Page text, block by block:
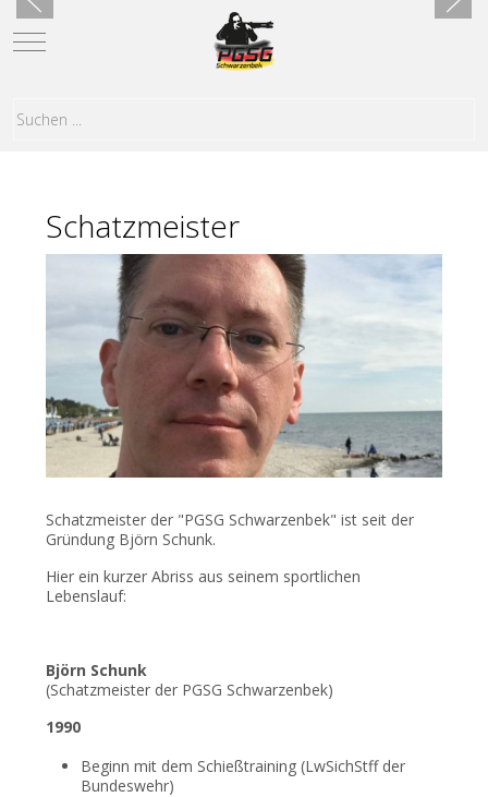
Mobile Menu Toggle
Schatzmeister
Schatzmeister der "PGSG Schwarzenbek" ist seit der
Gründung Björn Schunk.
Hier ein kurzer Abriss aus seinem sportlichen
Lebenslauf:
Björn Schunk
(Schatzmeister der PGSG Schwarzenbek)
1990
Beginn mit dem Schießtraining (LwSichStff der
Bundeswehr)